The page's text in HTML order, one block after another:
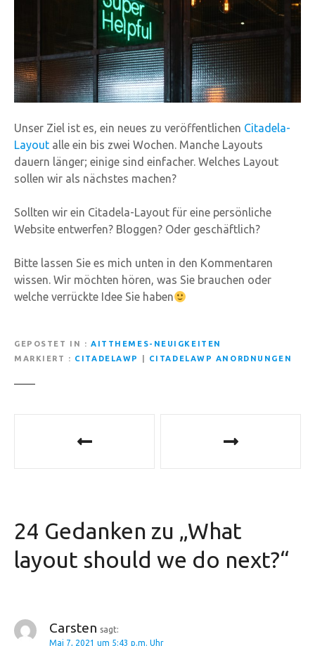
Unser Ziel ist es, ein neues zu veröffentlichen Citadela-
Layout alle ein bis zwei Wochen. Manche Layouts
dauern länger; einige sind einfacher. Welches Layout
sollen wir als nächstes machen?
Sollten wir ein Citadela-Layout für eine persönliche
Website entwerfen? Bloggen? Oder geschäftlich?
Bitte lassen Sie es mich unten in den Kommentaren
wissen. Wir möchten hören, was Sie brauchen oder
welche verrückte Idee Sie haben
GEPOSTET IN
AITTHEMES-NEUIGKEITEN
MARKIERT
CITADELAWP CITADELAWP ANORDNUNGEN
r
a
s
24 Gedanken zu „What
layout should we do next?“
Carsten sagt:
Mai 7, 2021 um 5:43 p.m. Uhr